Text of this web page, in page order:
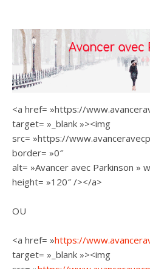
<a href= »https://
target= »_blank »><img
src= »https://
border= »0″
alt= »Avancer avec Parkinson »
height= »120″ /></a>
OU
<a href= »https://
target= »_blank »><img